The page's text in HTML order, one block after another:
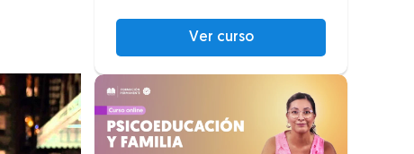
Ver curso